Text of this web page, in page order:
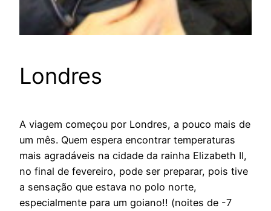
Londres
A viagem começou por Londres, a pouco mais de
um mês. Quem espera encontrar temperaturas
mais agradáveis na cidade da rainha Elizabeth II,
no final de fevereiro, pode ser preparar, pois tive
a sensação que estava no polo norte,
especialmente para um goiano!! (noites de -7